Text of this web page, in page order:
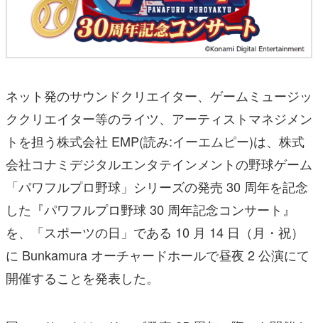
ネット発のサウンドクリエイター、ゲームミュージッ
ククリエイター等のライツ、アーティストマネジメン
トを担う株式会社 EMP(読み:イーエムピー)は、株式
会社コナミデジタルエンタテインメントの野球ゲーム
「パワフルプロ野球」シリーズの発売 30 周年を記念
した『パワフルプロ野球 30 周年記念コンサート』
を、「スポーツの日」である 10 月 14 日（月・祝）
に Bunkamura オーチャードホールで昼夜 2 公演にて
開催することを発表した。